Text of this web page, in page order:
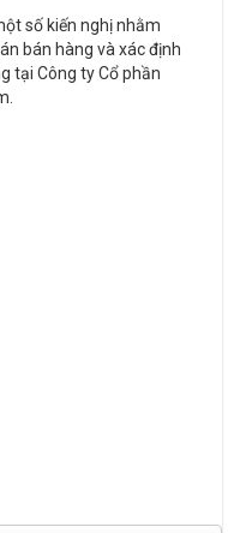
số kiến nghị nhằm
bán hàng và xác định
tại Công ty Cổ phần